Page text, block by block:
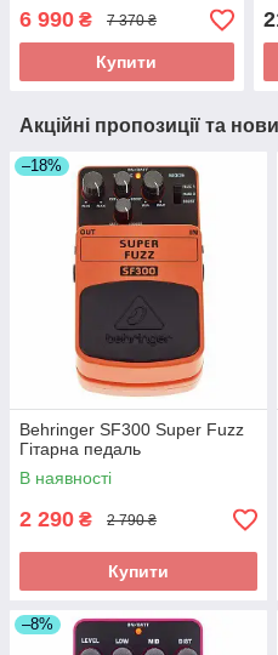
6 990 ₴ 7 370 ₴
Купити
Акційні пропозиції та
–18%
Behringer SF300 Super Fuzz
Гітарна педаль
В наявності
2 290 ₴ 2 790 ₴
Купити
–8%